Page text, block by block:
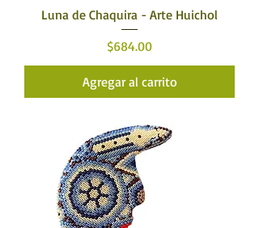
Luna de Chaquira - Arte Huichol
Precio
$684.00
Agregar al carrito